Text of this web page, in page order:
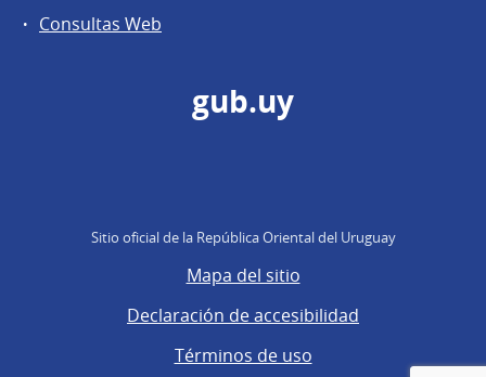
Consultas Web
gub.uy
Sitio oficial de la República Oriental del Uruguay
Mapa del sitio
Declaración de accesibilidad
Términos de uso